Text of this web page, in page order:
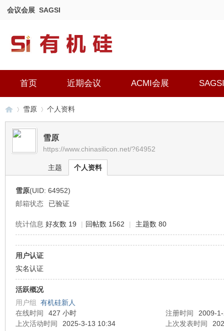
会议会展 SAGSI
首页 近期会议 ACMI会展 SAGSI
有›
雪原
›
个人资料
雪原
https://www.chinasilicon.net/?64952
主题 个人资料
雪原(UID: 64952)
邮箱状态
已验证
统计信息 好友数 19 | 回帖数 1562 | 主题数 80
用户认证
实名认证
活跃概况
用户组 有机硅新人
在线时间
427 小时 注册时间
2009-
上次活动时间
2025-3-13 10:34 上次发表时间